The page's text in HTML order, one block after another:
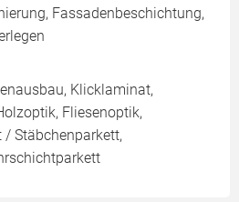
Fassadenbeschichtung,
Klicklaminat,
Fliesenoptik,
/ Stäbchenparkett,